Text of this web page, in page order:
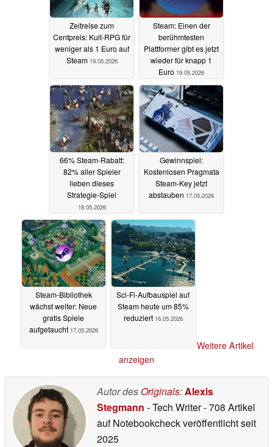
Zeitreise zum
Centpreis: Kult-RPG für
weniger als 1 Euro auf
Steam 19.05.2026
Steam: Einen der
berühmtesten
Plattformer gibt es jetzt
wieder für knapp 1
Euro 19.05.2026
66% Steam-Rabatt:
82% aller Spieler
lieben dieses
Strategie-Spiel
18.05.2026
Gewinnspiel:
Kostenlosen Pragmata
Steam-Key jetzt
abstauben 17.05.2026
Steam-Bibliothek
wächst weiter: Neue
gratis Spiele
aufgetaucht 17.05.2026
Sci-Fi-Aufbauspiel auf
Steam heute um 85%
reduziert 16.05.2026
Weitere Artikel
anzeigen
Autor des Originals:Alexis
Stegmann - Tech Writer- 708 Artikel
auf Notebookcheck veröffentlichtseit
2025